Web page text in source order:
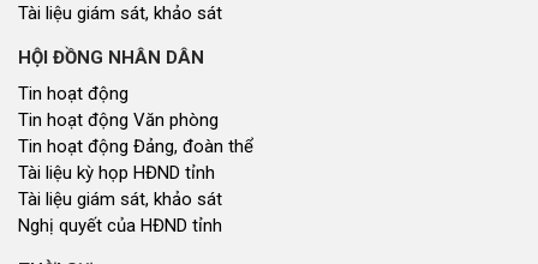
Tài liệu giám sát, khảo sát
HỘI ĐỒNG NHÂN DÂN
Tin hoạt động
Tin hoạt động Văn phòng
Tin hoạt động Đảng, đoàn thể
Tài liệu kỳ họp HĐND tỉnh
Tài liệu giám sát, khảo sát
Nghị quyết của HĐND tỉnh